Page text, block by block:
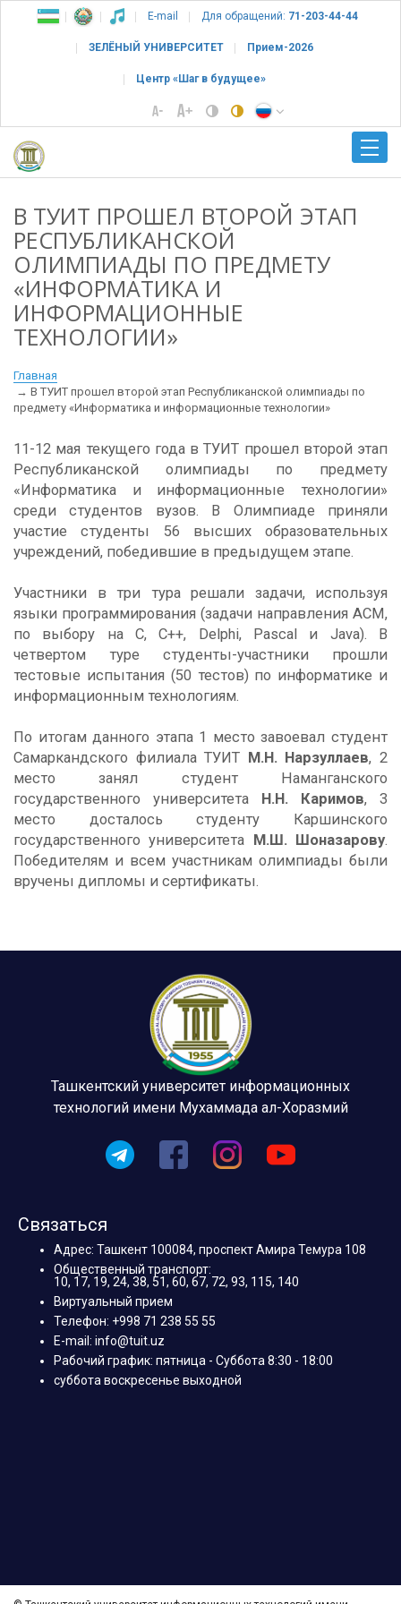
E-mail Для обращений: 71-203-44-44
ЗЕЛЁНЫЙ УНИВЕРСИТЕТ Прием-2026
Центр «Шаг в будущее»
В ТУИТ ПРОШЕЛ ВТОРОЙ ЭТАП
РЕСПУБЛИКАНСКОЙ
ОЛИМПИАДЫ ПО ПРЕДМЕТУ
«ИНФОРМАТИКА И
ИНФОРМАЦИОННЫЕ
ТЕХНОЛОГИИ»
Главная
В ТУИТ прошел второй этап Республиканской олимпиады по
предмету «Информатика и информационные технологии»
11-12 мая текущего года в ТУИТ прошел второй этап
Республиканской олимпиады по предмету
«Информатика и информационные технологии»
среди студентов вузов. В Олимпиаде приняли
участие студенты 56 высших образовательных
учреждений, победившие в предыдущем этапе.
Участники в три тура решали задачи, используя
языки программирования (задачи направления ACM,
по выбору на С, С++, Delphi, Pascal и Java). В
четвертом туре студенты-участники прошли
тестовые испытания (50 тестов) по информатике и
информационным технологиям.
По итогам данного этапа 1 место завоевал студент
Самаркандского филиала ТУИТ М.Н. Нарзуллаев, 2
место занял студент Наманганского
государственного университета Н.Н. Каримов, 3
место досталось студенту Каршинского
государственного университета М.Ш. Шоназарову.
Победителям и всем участникам олимпиады были
вручены дипломы и сертификаты.
Ташкентский университет информационных
технологий имени Мухаммада ал-Хоразмий
Связаться
Адрес: Ташкент 100084, проспект Амира Темура 108
Общественный транспорт:
10, 17, 19, 24, 38, 51, 60, 67, 72, 93, 115, 140
Виртуальный прием
Телефон: +998 71 238 55 55
E-mail: info@tuit.uz
Рабочий график: пятница - Суббота 8:30 - 18:00
суббота воскресенье выходной